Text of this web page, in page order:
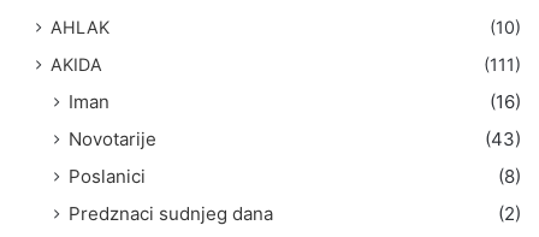
AHLAK
(10)
AKIDA
(111)
Iman
(16)
Novotarije
(43)
Poslanici
(8)
Predznaci sudnjeg dana
(2)